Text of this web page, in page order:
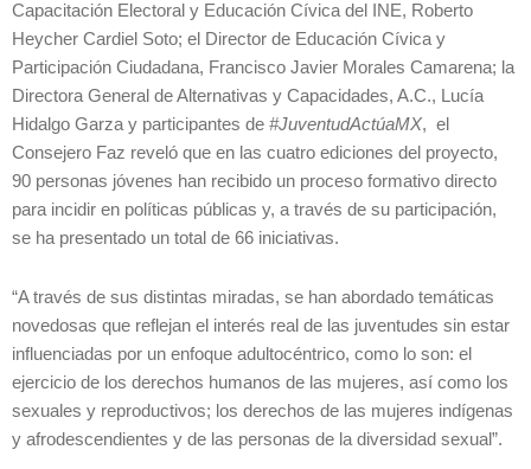
Capacitación Electoral y Educación Cívica del INE, Roberto
Heycher Cardiel Soto; el Director de Educación Cívica y
Participación Ciudadana, Francisco Javier Morales Camarena; la
Directora General de Alternativas y Capacidades, A.C., Lucía
Hidalgo Garza y participantes de #JuventudActúaMX, el
Consejero Faz reveló que en las cuatro ediciones del proyecto,
90 personas jóvenes han recibido un proceso formativo directo
para incidir en políticas públicas y, a través de su participación,
se ha presentado un total de 66 iniciativas.
“A través de sus distintas miradas, se han abordado temáticas
novedosas que reflejan el interés real de las juventudes sin estar
influenciadas por un enfoque adultocéntrico, como lo son: el
ejercicio de los derechos humanos de las mujeres, así como los
sexuales y reproductivos; los derechos de las mujeres indígenas
y afrodescendientes y de las personas de la diversidad sexual”.